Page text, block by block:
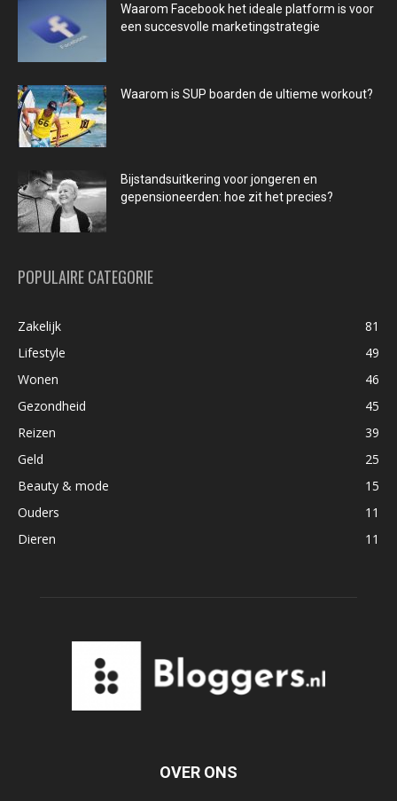
Waarom Facebook het ideale platform is voor
een succesvolle marketingstrategie
Waarom is SUP boarden de ultieme workout?
Bijstandsuitkering voor jongeren en
gepensioneerden: hoe zit het precies?
POPULAIRE CATEGORIE
Zakelijk
81
Lifestyle
49
Wonen
46
Gezondheid
45
Reizen
39
Geld
25
Beauty & mode
15
Ouders
11
Dieren
11
OVER ONS